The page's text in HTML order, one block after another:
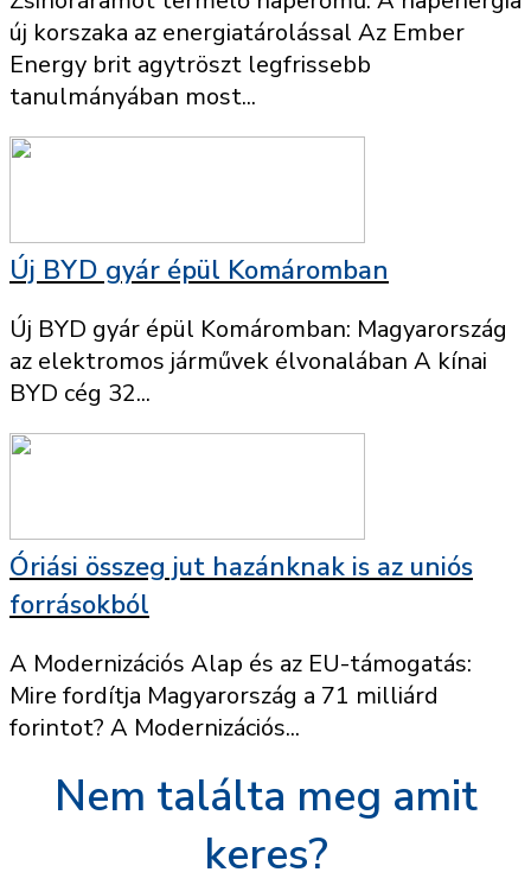
új korszaka az energiatárolással Az Ember
Energy brit agytröszt legfrissebb
tanulmányában most...
Új BYD gyár épül Komáromban
Új BYD gyár épül Komáromban: Magyarország
az elektromos járművek élvonalában A kínai
BYD cég 32...
Óriási összeg jut hazánknak is az uniós
forrásokból
A Modernizációs Alap és az EU-támogatás:
Mire fordítja Magyarország a 71 milliárd
forintot? A Modernizációs...
Nem találta meg amit
keres?